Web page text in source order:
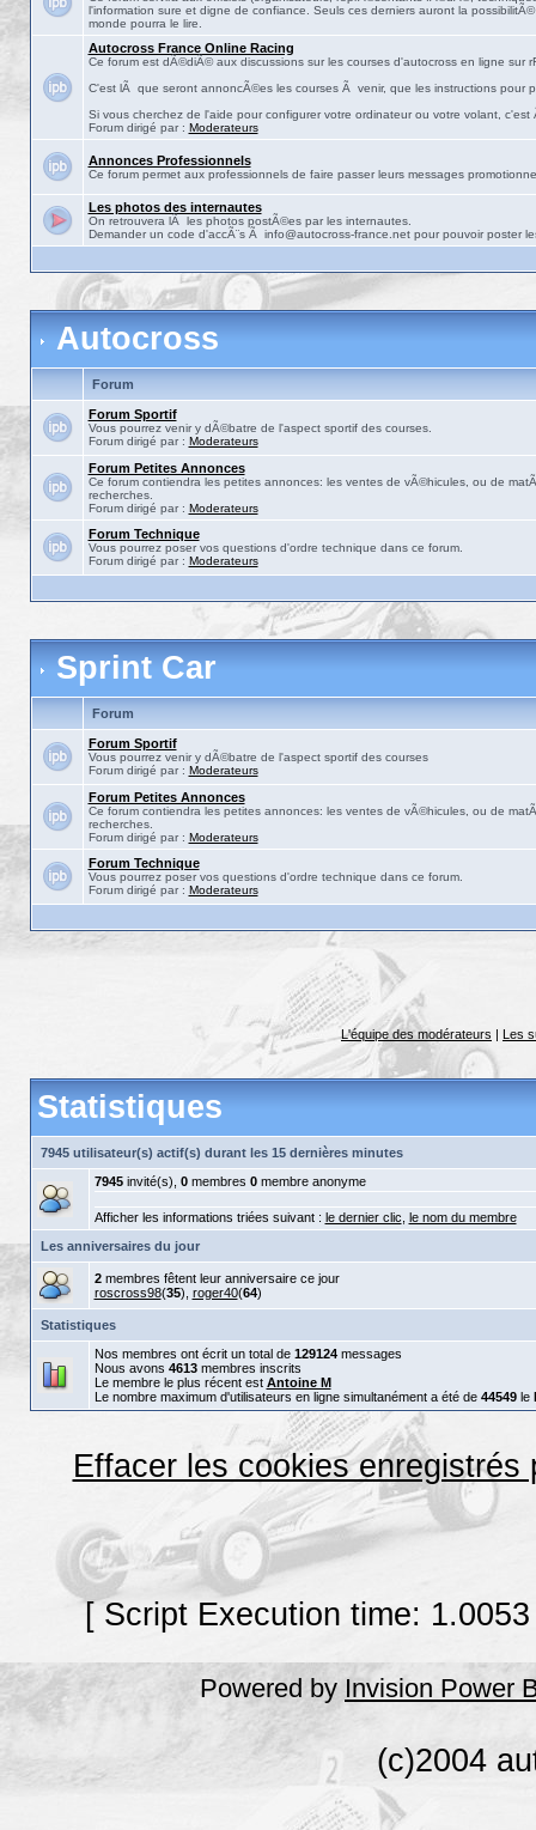
l'information sure et digne de confiance. Seuls ces derniers auront la
monde pourra le lire.
Autocross France Online Racing
Ce forum est dÃ©diÃ© aux discussions sur les courses d'autocross en ligne sur
C'est lÃ que seront annoncÃ©es les courses Ã venir, que les instructions pour
Si vous cherchez de l'aide pour configurer votre ordinateur ou votre volant, c'est
Forum dirigé par : Moderateurs
Annonces Professionnels
Ce forum permet aux professionnels de faire passer leurs messages
Les photos des internautes
On retrouvera lÃ les photos postÃ©es par les internautes.
Demander un code d'accÃ¨s Ã info@autocross-france.net pour pouvoir poster
Autocross
Forum
Forum Sportif
Vous pourrez venir y dÃ©batre de l'aspect sportif des courses.
Forum dirigé par : Moderateurs
Forum Petites Annonces
Ce forum contiendra les petites annonces: les ventes de vÃ©hicules, ou de
recherches.
Forum dirigé par : Moderateurs
Forum Technique
Vous pourrez poser vos questions d'ordre technique dans ce forum.
Forum dirigé par : Moderateurs
Sprint Car
Forum
Forum Sportif
Vous pourrez venir y dÃ©batre de l'aspect sportif des courses
Forum dirigé par : Moderateurs
Forum Petites Annonces
Ce forum contiendra les petites annonces: les ventes de vÃ©hicules, ou de
recherches.
Forum dirigé par : Moderateurs
Forum Technique
Vous pourrez poser vos questions d'ordre technique dans ce forum.
Forum dirigé par : Moderateurs
L'équipe des modérateurs | Les
Statistiques
7945 utilisateur(s) actif(s) durant les 15 dernières minutes
7945invité(s), 0membres 0membre anonyme
Afficher les informations triées suivant : le dernier clic le nom du membre
Les anniversaires du jour
2membres fêtent leur anniversaire ce jour
roscross98(35), roger40(64)
Statistiques
Nos membres ont écrit un total de 129124messages
Nous avons 4613membres inscrits
Le membre le plus récent est Antoine M
Le nombre maximum d'utilisateurs en ligne simultanément a été de 44549le
Effacer les cookies enregistrés
[ Script Execution time:
Powered by Invision Power
(c)2004